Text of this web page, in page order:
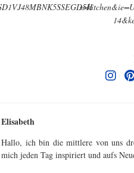
Elisabeth
Hallo, ich bin die mittlere von uns
mich jeden Tag inspiriert und aufs